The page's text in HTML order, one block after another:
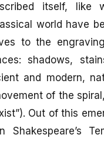
itself, like
world have
to the
shadows,
and modern,
of the
Out of this